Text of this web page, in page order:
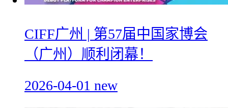
CIFF广州 | 第57届中国家博会
（广州）顺利闭幕！
2026-04-01 new